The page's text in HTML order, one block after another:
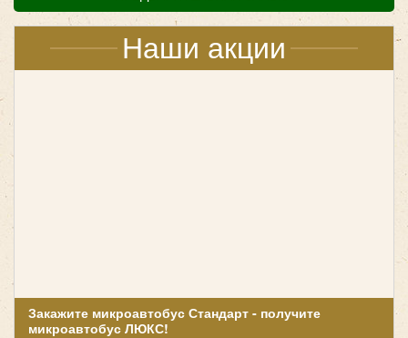
Наши акции
Закажите микроавтобус Стандарт - получите
микроавтобус ЛЮКС!